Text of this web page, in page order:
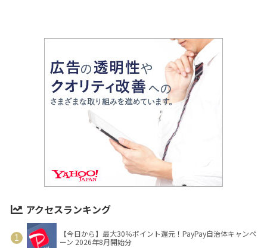
アクセスランキング
【今日から】最大30％ポイント還元！PayPay自治体キャンペ
ーン 2026年8月開始分